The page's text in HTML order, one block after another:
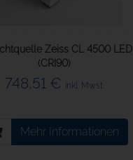
Zeiss CL 4500 LED
(CRI90)
748,51 € inkl. Mwst.
Mehr Informationen